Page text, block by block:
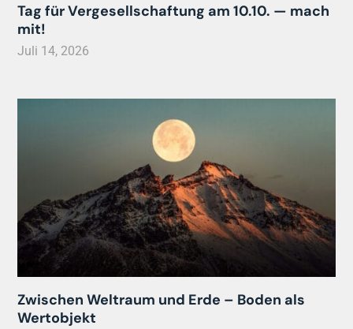
Tag für Vergesellschaftung am 10.10. — mach
mit!
Juli 14, 2026
Zwischen Weltraum und Erde – Boden als
Wertobjekt